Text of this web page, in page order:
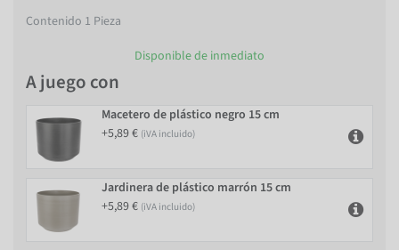
Contenido 1 Pieza
Disponible de inmediato
A juego con
Macetero de plástico negro 15 cm
+5,89 € (iVA incluido)
Jardinera de plástico marrón 15 cm
+5,89 € (iVA incluido)